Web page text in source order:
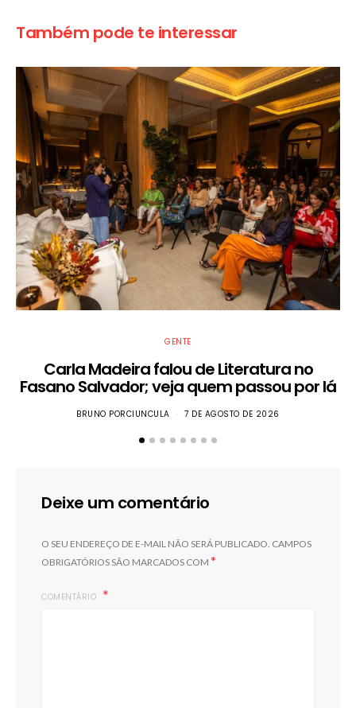
Também pode te interessar
GENTE
Carla Madeira falou de Literatura no
Fasano Salvador; veja quem passou por lá
BRUNO PORCIUNCULA 7 DE AGOSTO DE 2026
Deixe um comentário
O SEU ENDEREÇO DE E-MAIL NÃO SERÁ PUBLICADO. CAMPOS
OBRIGATÓRIOS SÃO MARCADOS COM *
COMENTÁRIO